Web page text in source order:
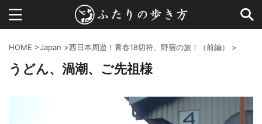
HOME >Japan >西日本周遊！青春18切符、野宿の旅！（前編） >
うどん、渦潮、ご先祖様